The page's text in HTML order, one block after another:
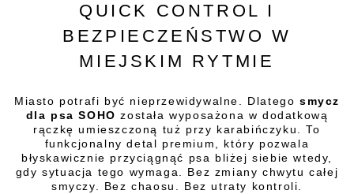
QUICK CONTROL I
BEZPIECZEŃSTWO W
MIEJSKIM RYTMIE
Miasto potrafi być nieprzewidywalne. Dlatego smycz
dla psa SOHO została wyposażona w dodatkową
rączkę umieszczoną tuż przy karabińczyku. To
funkcjonalny detal premium, który pozwala
błyskawicznie przyciągnąć psa bliżej siebie wtedy,
gdy sytuacja tego wymaga. Bez zmiany chwytu całej
smyczy. Bez chaosu. Bez utraty kontroli.